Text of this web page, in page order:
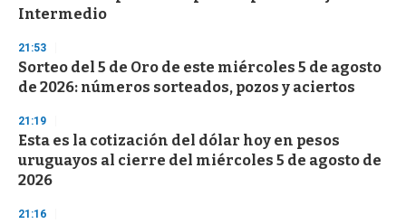
o
d
s
Intermedio
21:53
Sorteo del 5 de Oro de este miércoles 5 de agosto
de 2026: números sorteados, pozos y aciertos
21:19
Esta es la cotización del dólar hoy en pesos
uruguayos al cierre del miércoles 5 de agosto de
2026
21:16